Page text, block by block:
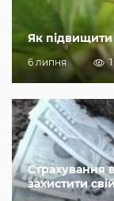
Як підвищити
6 липня
Страхування
захистити